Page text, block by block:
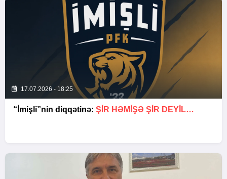
17.07.2026 - 18:25
“İmişli”nin diqqətinə: ŞIR HƏMIŞƏ ŞIR DEYIL…